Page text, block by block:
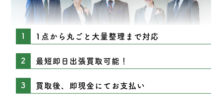
1点から丸ごと大量整理まで対応
最短即日出張買取可能！
買取後、即現金にてお支払い